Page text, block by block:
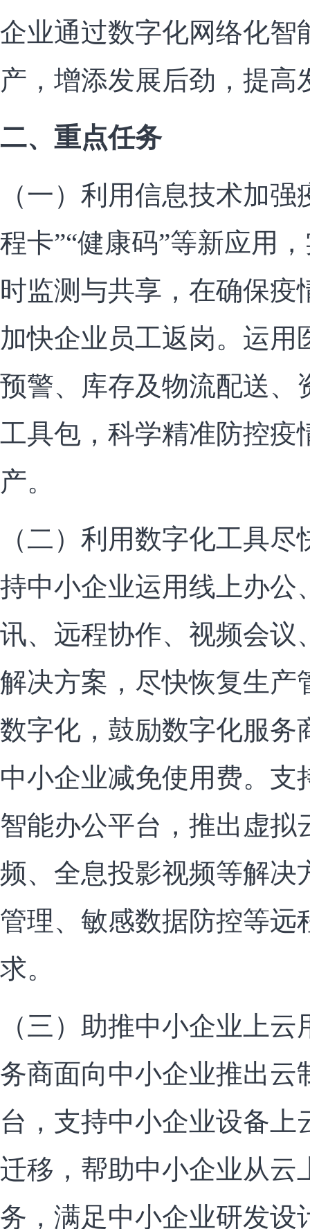
企业通过数字化网络化智
产，增添发展后劲，提高
二、重点任务
（一）利用信息技术加
程卡”“健康码”等新应用
时监测与共享，在确保疫
加快企业员工返岗。运用
预警、库存及物流配送、
工具包，科学精准防控疫
产。
（二）利用数字化工具
持中小企业运用线上办公
讯、远程协作、视频会议
解决方案，尽快恢复生产
数字化，鼓励数字化服务
中小企业减免使用费。支
智能办公平台，推出虚拟
频、全息投影视频等解决
管理、敏感数据防控等远
求。
（三）助推中小企业上
务商面向中小企业推出云
台，支持中小企业设备上
迁移，帮助中小企业从云
务，满足中小企业研发设